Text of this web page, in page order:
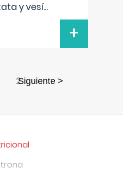
y vesí...
+
2Siguiente >